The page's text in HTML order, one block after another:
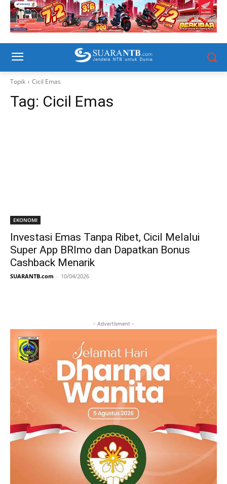
Topik Cicil Emas
Tag: Cicil Emas
EKONOMI
Investasi Emas Tanpa Ribet, Cicil Melalui
Super App BRImo dan Dapatkan Bonus
Cashback Menarik
SUARANTB.com - 10/04/2026
- Advertisment -